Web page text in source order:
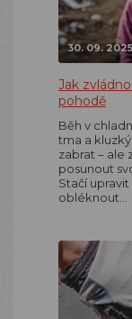
30. 09. 2025
Jak
pohodě
Běh v
tma a
zabrat – ale
posunout
Stačí
obléknout…